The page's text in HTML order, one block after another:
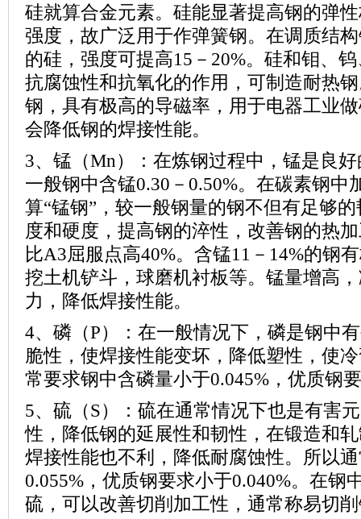
硅就算合金元素。硅能显著提高钢的弹
强度，故广泛用于作弹簧钢。在调质结
的硅，强度可提高15 － 20%。硅和钼、
抗腐蚀性和抗氧化的作用，可制造耐热
钢，具有极高的导磁率，用于电器工业
会降低钢的焊接性能。
3、锰（Mn）：在炼钢过程中，锰是良
一般钢中含锰0.30 － 0.50%。在碳素钢中
算“锰钢”，较一般钢量的钢不但有足够
度和硬度，提高钢的淬性，改善钢的热
比A3屈服点高40%。含锰11 － 14%的钢
挖土机铲斗，球磨机衬板等。锰量增高
力，降低焊接性能。
4、磷（P）：在一般情况下，磷是钢中
脆性，使焊接性能变坏，降低塑性，使
常要求钢中含磷量小于0.045% ，优质钢
5、硫（S）：硫在通常情况下也是有害
性，降低钢的延展性和韧性，在锻造和
焊接性能也不利，降低耐腐蚀性。所以
0.055% ，优质钢要求小于0.040%。在钢
硫，可以改善切削加工性，通常称易切